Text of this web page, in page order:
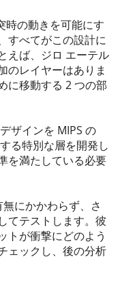
時の動きを可能にす
すべてがこの設計に
えば、ジロ エーテル
のレイヤーはありま
に移動する 2 つの部
ザインを MIPS の
る特別な層を開発し
を満たしている必要
にかかわらず、さ
てテストします。彼
トが衝撃にどのよう
ェックし、後の分析